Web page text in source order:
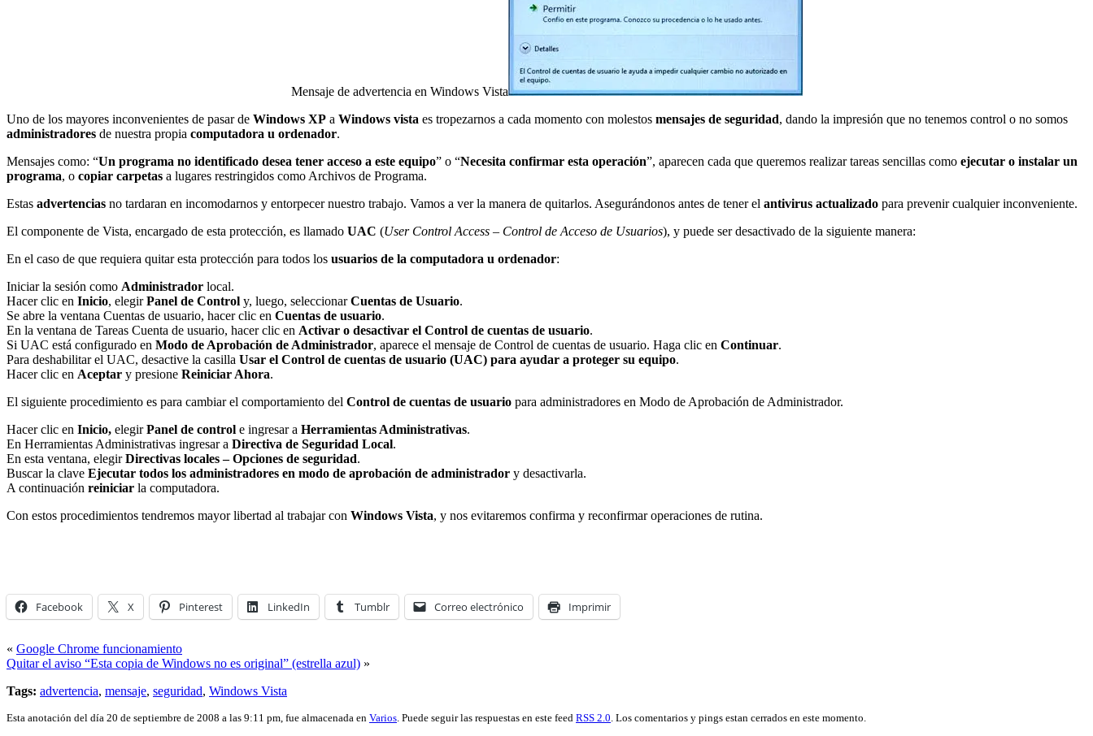
Mensaje de advertencia en Windows Vista
Uno de los mayores inconvenientes de pasar de Windows XP a Windows vista es tropezarnos a cada momento con molestos mensajes de seguridad, dando la impresión que no tenemos control o no somos
administradores de nuestra propia computadora u ordenador.
Mensajes como: “Un programa no identificado desea tener acceso a este equipo” o “Necesita confirmar esta operación”, aparecen cada que queremos realizar tareas sencillas como ejecutar o instalar un
programa, o copiar carpetas a lugares restringidos como Archivos de Programa.
Estas advertencias no tardaran en incomodarnos y entorpecer nuestro trabajo. Vamos a ver la manera de quitarlos. Asegurándonos antes de tener el antivirus actualizado para prevenir cualquier inconveniente.
El componente de Vista, encargado de esta protección, es llamado UAC (User Control Access – Control de Acceso de Usuarios), y puede ser desactivado de la siguiente manera:
En el caso de que requiera quitar esta protección para todos los usuarios de la computadora u ordenador:
Iniciar la sesión como Administrador local.
Hacer clic en Inicio, elegirPanel de Control y, luego, seleccionarCuentas de Usuario.
Se abre la ventana Cuentas de usuario, hacer clic en Cuentas de usuario.
En la ventana de Tareas Cuenta de usuario, hacer clic en Activar o desactivar el Control de cuentas de usuario.
Si UAC está configurado en Modo de Aprobación de Administrador, aparece el mensaje de Control de cuentas de usuario. Haga clic en Continuar.
Para deshabilitar el UAC, desactive la casilla Usar el Control de cuentas de usuario (UAC) para ayudar a proteger su equipo.
Hacer clic en Aceptar y presione Reiniciar Ahora.
El siguiente procedimiento es para cambiar el comportamiento del Control de cuentas de usuario para administradores en Modo de Aprobación de Administrador.
Hacer clic en Inicio, elegirPanel de control e ingresar a Herramientas Administrativas.
En Herramientas Administrativas ingresar a Directiva de Seguridad Local.
En esta ventana, elegirDirectivas locales – Opciones de seguridad.
Buscar la clave Ejecutar todos los administradores en modo de aprobación de administrador y desactivarla.
A continuación reiniciar la computadora.
Con estos procedimientos tendremos mayor libertad al trabajar con Windows Vista, y nos evitaremos confirma y reconfirmar operaciones de rutina.
Facebook X Pinterest LinkedIn Tumblr Correo electrónico Imprimir
« Google Chrome funcionamiento
Quitar el aviso “Esta copia de Windows no es original” (estrella azul) »
Tags: advertencia, mensaje, seguridad, Windows Vista
Esta anotación del día 20 de septiembre de 2008 a las 9:11 pm, fue almacenada en Varios . Puede seguir las respuestas en este feed RSS 2.0 . Los comentarios y pings estan cerrados en este momento.